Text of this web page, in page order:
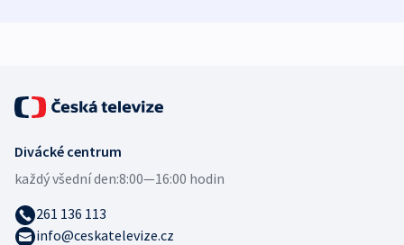
Divácké centrum
každý všední den:8:00—16:00 hodin
261 136 113
info@ceskatelevize.cz